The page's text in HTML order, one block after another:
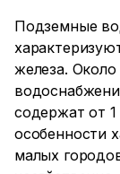
Подземные
железа.
содержат от
особенности
малых